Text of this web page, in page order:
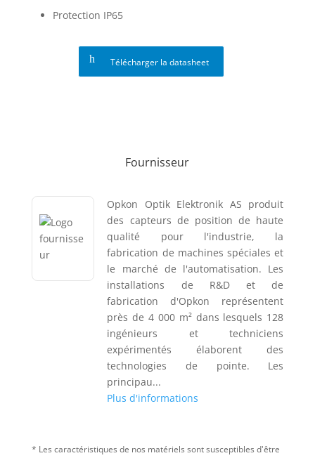
Protection IP65
Télécharger la datasheet
Fournisseur
Opkon Optik Elektronik AS produit
des capteurs de position de haute
qualité pour l'industrie, la
fabrication de machines spéciales et
le marché de l'automatisation. Les
installations de R&D et de
fabrication d'Opkon représentent
près de 4 000 m² dans lesquels 128
ingénieurs et techniciens
expérimentés élaborent des
technologies de pointe. Les
principau...
Plus d'informations
* Les caractéristiques de nos matériels sont susceptibles d'être